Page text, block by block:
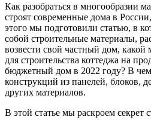
Как разобраться в многообразии
строят современные дома в
этого мы подготовили статью, в
собой строительные материалы,
возвести свой частный дом, какой
для строительства коттеджа на
бюджетный дом в 2022 году? В
конструкций из панелей, блоков,
других материалов.
В этой статье мы раскроем секрет